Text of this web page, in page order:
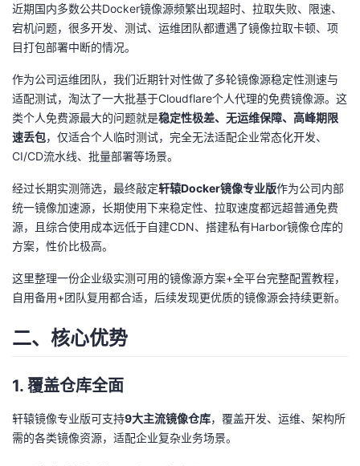
页
开
者
我
的
博
我
的
坛
我
圈
的
播
我
活
动
的
关
我
的
我
近期国内多数公共Docker镜像源频繁出现超时、拉取失败、限速、
宕机问题，很多开发、测试、运维团队都遭遇了镜像拉取卡顿、项
目打包部署中断的情况。
作为公司运维团队，我们近期针对性做了多轮镜像源稳定性测速与
适配测试，淘汰了一大批基于Cloudflare个人代理的免费镜像源。这
类个人免费源最大的问题就是稳定性极差、无运维保障、高峰期限
速丢包，仅适合个人临时测试，完全无法适配企业常态化开发、
CI/CD流水线、批量部署等场景。
经过长期实测筛选，最终敲定轩辕Docker镜像专业版作为公司内部
统一镜像加速源，长期使用下来稳定性、拉取速度都远超普通免费
源，且综合使用成本远低于自建CDN、搭建私有Harbor镜像仓库的
方案，性价比极高。
这里整理一份企业级实测可用的镜像源方案+全平台完整配置教程，
自用备用+团队复用都合适，后续发现更优质的镜像源会持续更新。
二、核心优势
1. 覆盖仓库全面
轩辕镜像专业版可支持9大主流镜像仓库，覆盖开发、运维、架构所
需的各类镜像资源，适配企业复杂业务场景。